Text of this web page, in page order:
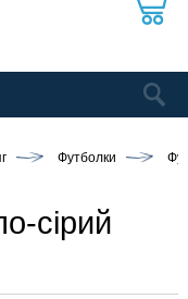
Футболки
сірий